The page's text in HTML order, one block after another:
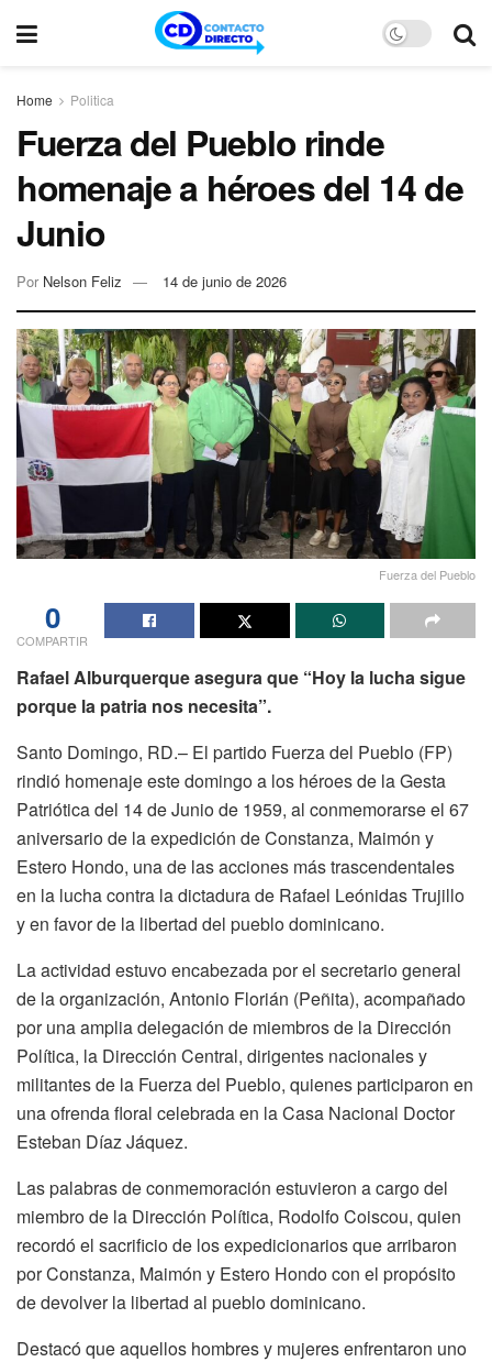
Home Politica
Fuerza del Pueblo rinde
homenaje a héroes del 14 de
Junio
Por Nelson Feliz 14 de junio de 2026
Fuerza del Pueblo
0
COMPARTIR
Rafael Alburquerque asegura que “Hoy la lucha sigue
porque la patria nos necesita”.
Santo Domingo, RD.– El partido Fuerza del Pueblo (FP)
rindió homenaje este domingo a los héroes de la Gesta
Patriótica del 14 de Junio de 1959, al conmemorarse el 67
aniversario de la expedición de Constanza, Maimón y
Estero Hondo, una de las acciones más trascendentales
en la lucha contra la dictadura de Rafael Leónidas Trujillo
y en favor de la libertad del pueblo dominicano.
La actividad estuvo encabezada por el secretario general
de la organización, Antonio Florián (Peñita), acompañado
por una amplia delegación de miembros de la Dirección
Política, la Dirección Central, dirigentes nacionales y
militantes de la Fuerza del Pueblo, quienes participaron en
una ofrenda floral celebrada en la Casa Nacional Doctor
Esteban Díaz Jáquez.
Las palabras de conmemoración estuvieron a cargo del
miembro de la Dirección Política, Rodolfo Coiscou, quien
recordó el sacrificio de los expedicionarios que arribaron
por Constanza, Maimón y Estero Hondo con el propósito
de devolver la libertad al pueblo dominicano.
Destacó que aquellos hombres y mujeres enfrentaron uno